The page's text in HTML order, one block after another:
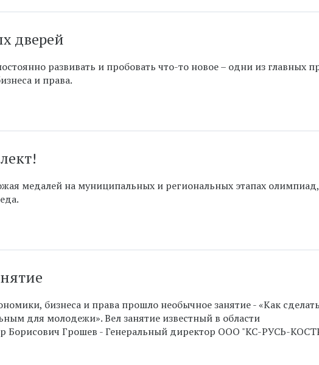
дверей
развивать и пробовать что-то новое – одни из главных
и права.
медалей на муниципальных и региональных этапах
бизнеса и права прошло необычное занятие - «Как
для молодежи». Вел занятие известный в области
Борисович Грошев - Генеральный директор ООО "КС-РУСЬ-